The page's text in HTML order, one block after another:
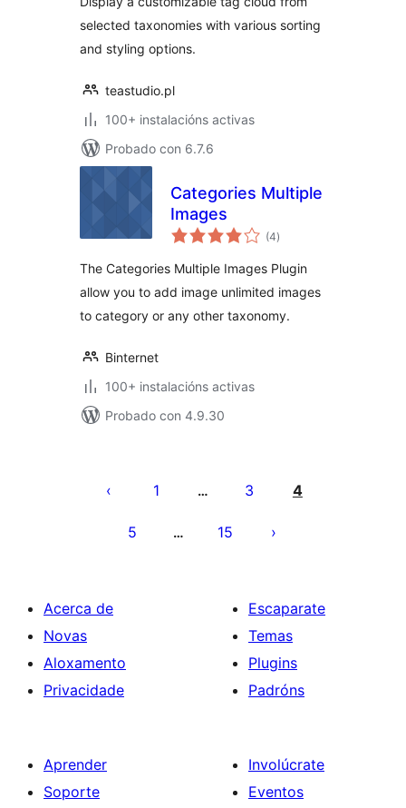
selected taxonomies with various sorting
and styling options.
teastudio.pl
100+ instalacións activas
Probado con 6.7.6
Categories Multiple
Images
(4valoracións
totais
)
The Categories Multiple Images Plugin
allow you to add image unlimited images
to category or any other taxonomy.
Binternet
100+ instalacións activas
Probado con 4.9.30
1 … 3 4
5 … 15
Acerca de
Novas
Aloxamento
Privacidade
Escaparate
Temas
Plugins
Padróns
Aprender
Soporte
Involúcrate
Eventos